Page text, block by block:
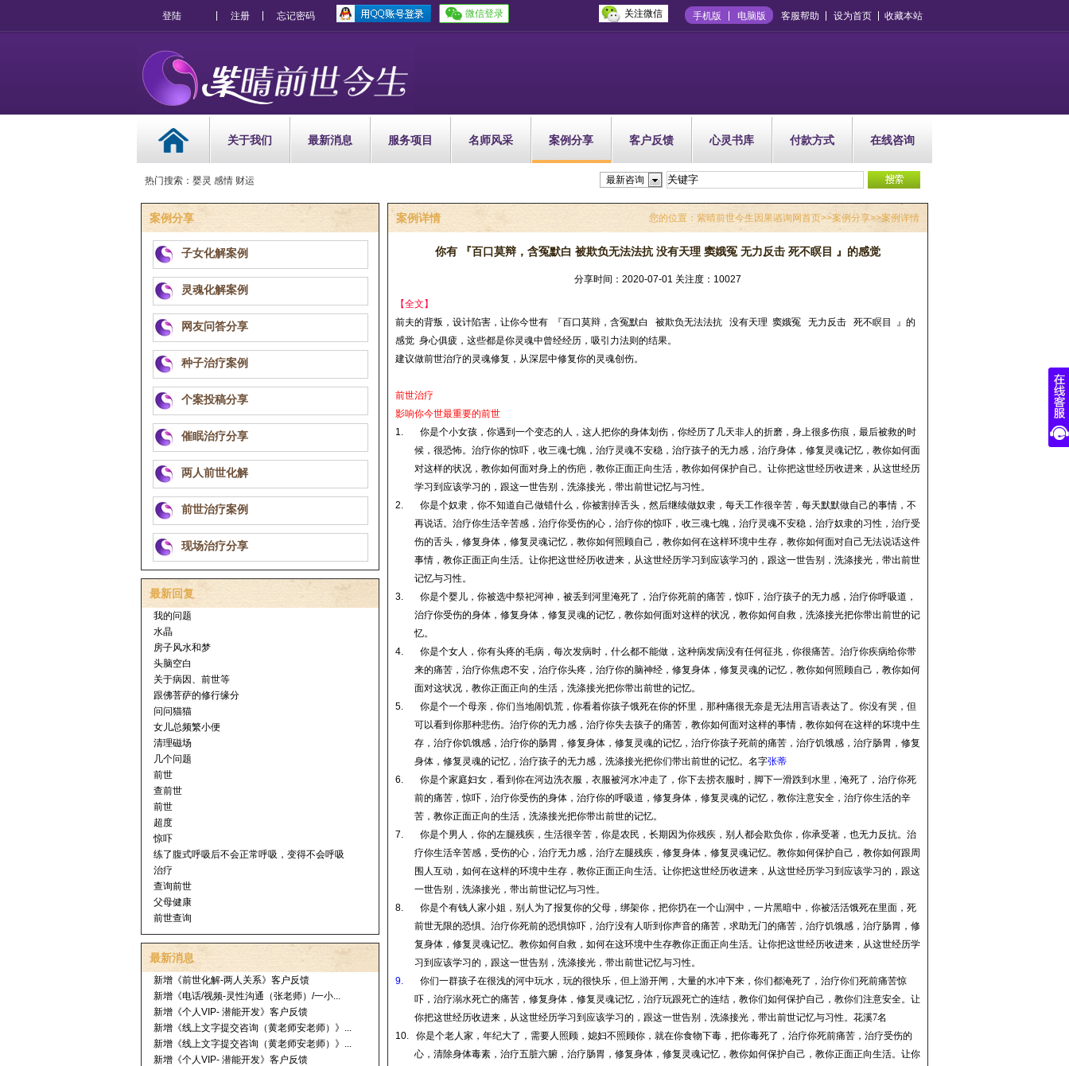
登陆 注册 忘记密码 微信登录 关注微信 手机版 电脑版 客服帮助 设为首页 收藏本站
关于我们 最新消息 服务项目 名师风采 案例分享 客户反馈 心灵书库 付款方式 在线咨询
热门搜索：婴灵 感情 财运 最新咨询
案例分享
子女化解案例
灵魂化解案例
网友问答分享
种子治疗案例
个案投稿分享
催眠治疗分享
两人前世化解
前世治疗案例
现场治疗分享
最新回复
我的问题
水晶
房子风水和梦
头脑空白
关于病因、前世等
跟佛菩萨的修行缘分
问问猫猫
女儿总频繁小便
清理磁场
几个问题
前世
查前世
前世
超度
惊吓
练了腹式呼吸后不会正常呼吸，变得不会呼吸
治疗
查询前世
父母健康
前世查询
最新消息
新增《前世化解-两人关系》客户反馈
新增《电话/视频-灵性沟通（张老师）/一小...
新增《个人VIP- 潜能开发》客户反馈
新增《线上文字提交咨询（黄老师安老师）》...
新增《线上文字提交咨询（黄老师安老师）》...
新增《个人VIP- 潜能开发》客户反馈
您的位置： 紫晴前世今生因果谘询网首页>>案例分享>>案例详情
案例详情
你有 『百口莫辩，含冤默白 被欺负无法法抗 没有天理 窦娥冤 无力反击 死不瞑目 』的感觉
分享时间：2020-07-01 关注度：10027
【全文】
前夫的背叛，设计陷害， 让你今世有
『百口莫辩，含冤默白 被欺负无法法抗 没有天理 窦娥冤 无力反击 死不瞑目 』的
感觉 身心俱疲，这些都是你灵魂中曾经经历，吸引力法则的结果。
建议做前世治疗的灵魂修复，从深层中修复你的灵魂创伤。
前世治疗
影响你今世最重要的前世
1.
你是个小女孩，你遇到一个变态的人，这人把你的身体划伤，你经历了几天非人的折磨，身上很多伤痕，最后被救的时
候，很恐怖。治疗你的惊吓，收三魂七魄，治疗灵魂不安稳，治疗孩子的无力感，治疗身体，修复灵魂记忆，教你如何面
对这样的状况，教你如何面对身上的伤疤，教你正面正向生活，教你如何保护自己。 让你把这世经历收进来，从这世经历
学习到应该学习的，跟这一世告别，洗涤接光，带出前世记忆与习性。
2.
你是个奴隶，你不知道自己做错什么，你被割掉舌头，然后继续做奴隶，每天工作很辛苦，每天默默做自己的事情，不
再说话。治疗你生活辛苦感，治疗你受伤的心，治疗你的惊吓，收三魂七魄，治疗灵魂不安稳，治疗奴隶的习性，治疗受
伤的舌头，修复身体，修复灵魂记忆，教你如何照顾自己，教你如何在这样环境中生存，教你如何面对自己无法说话这件
事情，教你正面正向生活。 让你把这世经历收进来，从这世经历学习到应该学习的，跟这一世告别，洗涤接光，带出前世
记忆与习性。
3.
你是个婴儿，你被选中祭祀河神，被丢到 河里淹死了，治疗你死前的痛苦，惊吓，治疗孩子的无力感，治疗你呼吸道，
治疗你受伤的身体，修复身体，修复灵魂的记忆，教你如何面对这样的状况，教你如何自救，洗涤接光把你带出前世的记
忆。
4.
你是个女人，你有头疼的毛病，每次发病时，什么都不能做，这种病发病没有任何征兆，你很痛苦。治疗你疾病给你带
来的痛苦，治疗你焦虑不安，治疗你头疼，治疗你的脑神经，修复身体，修复灵魂的记忆，教你如何照顾自己，教你如何
面对这状况，教你正面正向的生活，洗涤接光把你带出前世的记忆。
5.
你是个一个母亲，你们当地闹饥荒，你看着你孩子饿死在你的怀里，那种痛很无奈是无法用言语表达了。你没有哭，但
可以看到你那种悲伤。治疗你的无力感，治疗你失去孩子的痛苦，教你如何面对这样的事情，教你如何在这样的坏境中生
存，治疗你饥饿感，治疗你的肠胃，修复身体，修复灵魂的记忆，治疗你孩子死前的痛苦，治疗饥饿感，治疗肠胃，修复
身体，修复灵魂的记忆，治疗孩子的无力感，洗涤接光把你们带出前世的记忆。 名字张蒂
6.
你是个家庭妇女，看到你在河边洗衣服，衣服被河水冲走了，你下去捞衣服时，脚下一滑跌到水里，淹死了，治疗你死
前的痛苦，惊吓，治疗你受伤的身体，治疗你的呼吸道，修复身体，修复灵魂的记忆，教你注意安全，治疗你生活的辛
苦，教你正面正向的生活，洗涤接光把你带出前世的记忆。
7.
你是个男人，你的左腿残疾，生活很辛苦，你是农民，长期因为你残疾，别人都会欺负你，你承受著，也无力反抗。治
疗你生活辛苦感，受伤的心，治疗无力感，治疗左腿残疾，修复身体，修复灵魂记忆。教你如何保护自己，教你如何跟周
围人互动，如何在这样的环境中生存，教你正面正向生活。 让你把这世经历收进来，从这世经历学习到应该学习的，跟这
一世告别，洗涤接光，带出前世记忆与习性。
8.
你是个有钱人家小姐，别人为了报复你的父母，绑架你，把你扔在一个山洞中，一片黑暗中，你被活活饿死在里面，死
前世无限的恐惧。治疗你死前的恐惧惊吓，治疗没有人听到你声音的痛苦，求助无门的痛苦，治疗饥饿感，治疗肠胃，修
复身体，修复灵魂记忆。教你如何自救，如何在这环境中生存教你正面正向生活。 让你把这世经历收进来，从这世经历学
习到应该学习的，跟这一世告别，洗涤接光，带出前世记忆与习性。
9.
你们一群孩子在很浅的河中玩水，玩的很快乐，但上游开闸，大量的水冲下来，你们都淹死了，治疗你们死前痛苦惊
吓，治疗溺水死亡的痛苦，修复身体，修复灵魂记忆，治疗玩跟死亡的连结，教你们如何保护自己，教你们注意安全。 让
你把这世经历收进来，从这世经历学习到应该学习的，跟这一世告别，洗涤接光，带出前世记忆与习性。 花溪7名
10.
你是个老人家，年纪大了，需要人照顾，媳妇不照顾你，就在你食物下毒，把你毒死了，治疗你死前痛苦，治疗受伤的
心，清除身体毒素，治疗五脏六腑，治疗肠胃，修复身体，修复灵魂记忆，教你如何保护自己，教你正面正向生活。 让你